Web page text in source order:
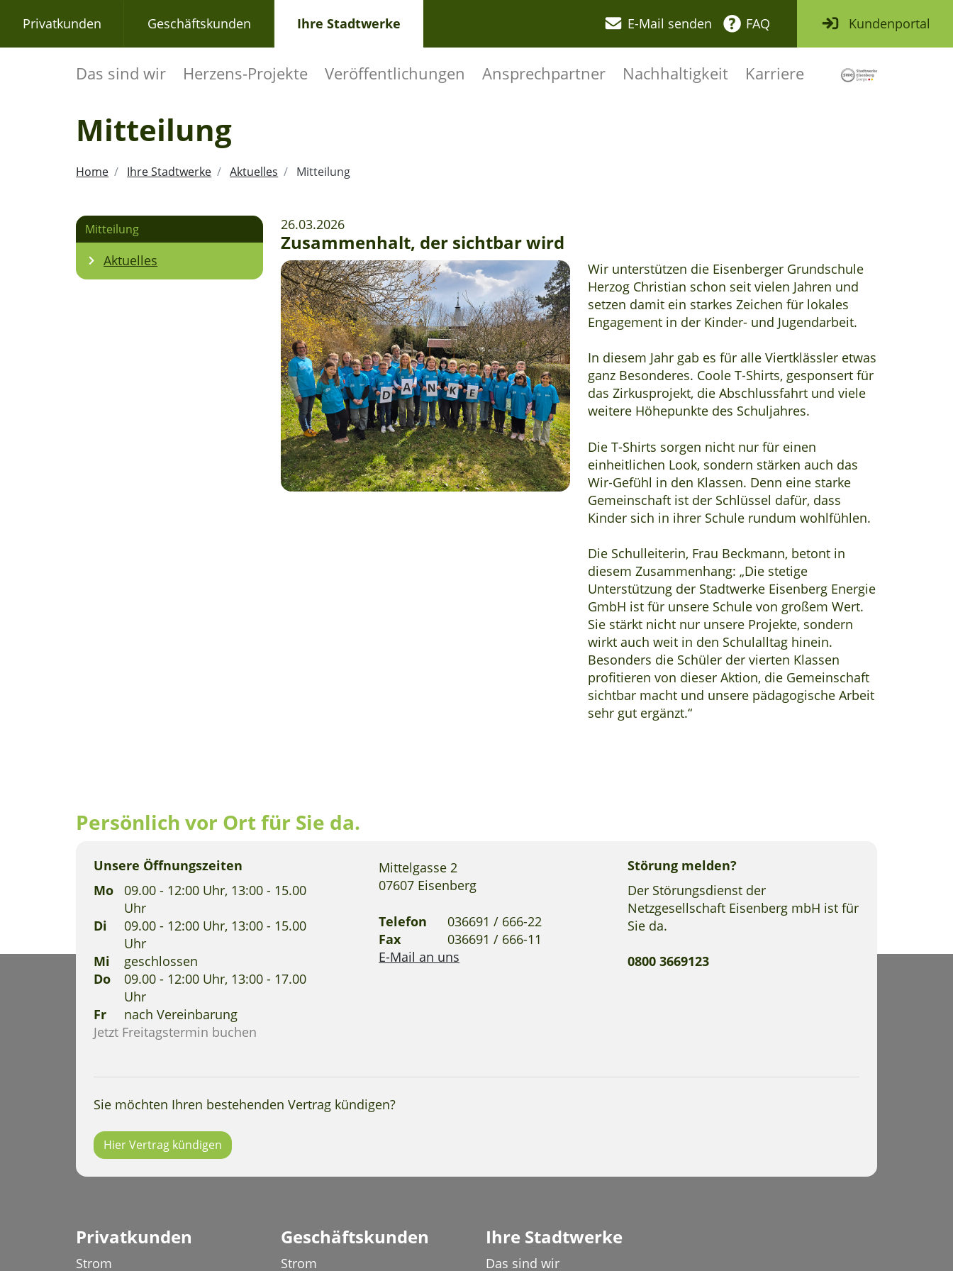
Privatkunden Geschäftskunden Ihre Stadtwerke E-Mail senden FAQ Kundenportal
Das sind wir Herzens-Projekte Veröffentlichungen Ansprechpartner Nachhaltigkeit Karriere Logo der
Mitteilung
Home Ihre Stadtwerke Aktuelles Mitteilung
Mitteilung
Aktuelles
26.03.2026
Zusammenhalt, der sichtbar wird
Wir unterstützen die Eisenberger Grundschule
Herzog Christian schon seit vielen Jahren und
setzen damit ein starkes Zeichen für lokales
Engagement in der Kinder- und Jugendarbeit.
In diesem Jahr gab es für alle Viertklässler etwas
ganz Besonderes. Coole T‑Shirts, gesponsert für
das Zirkusprojekt, die Abschlussfahrt und viele
weitere Höhepunkte des Schuljahres.
Die T-Shirts sorgen nicht nur für einen
einheitlichen Look, sondern stärken auch das
Wir‑Gefühl in den Klassen. Denn eine starke
Gemeinschaft ist der Schlüssel dafür, dass
Kinder sich in ihrer Schule rundum wohlfühlen.
Die Schulleiterin, Frau Beckmann, betont in
diesem Zusammenhang: „Die stetige
Unterstützung der Stadtwerke Eisenberg Energie
GmbH ist für unsere Schule von großem Wert.
Sie stärkt nicht nur unsere Projekte, sondern
wirkt auch weit in den Schulalltag hinein.
Besonders die Schüler der vierten Klassen
profitieren von dieser Aktion, die Gemeinschaft
sichtbar macht und unsere pädagogische Arbeit
sehr gut ergänzt.“
Persönlich vor Ort für Sie da.
Unsere Öffnungszeiten
Mo
09.00 - 12:00 Uhr, 13:00 - 15.00
Uhr
Di
09.00 - 12:00 Uhr, 13:00 - 15.00
Uhr
Mi
geschlossen
Do
09.00 - 12:00 Uhr, 13:00 - 17.00
Uhr
Fr
nach Vereinbarung
Jetzt Freitagstermin buchen
Mittelgasse 2
07607 Eisenberg
Telefon
036691 / 666-22
Fax
036691 / 666-11
E-Mail an uns
Störung melden?
Der Störungsdienst der
Netzgesellschaft Eisenberg mbH ist für
Sie da.
0800 3669123
Sie möchten Ihren bestehenden Vertrag kündigen?
Hier Vertrag kündigen
Privatkunden
Strom
Geschäftskunden
Strom
Ihre Stadtwerke
Das sind wir